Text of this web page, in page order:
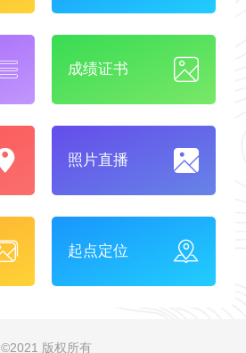
成绩证书
照片直播
起点定位
©2021 版权所有